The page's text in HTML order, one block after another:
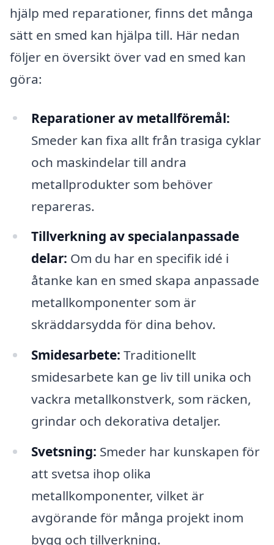
hjälp med reparationer, finns det många
sätt en smed kan hjälpa till. Här nedan
följer en översikt över vad en smed kan
göra:
Reparationer av metallföremål:
Smeder kan fixa allt från trasiga cyklar
och maskindelar till andra
metallprodukter som behöver
repareras.
Tillverkning av specialanpassade
delar: Om du har en specifik idé i
åtanke kan en smed skapa anpassade
metallkomponenter som är
skräddarsydda för dina behov.
Smidesarbete: Traditionellt
smidesarbete kan ge liv till unika och
vackra metallkonstverk, som räcken,
grindar och dekorativa detaljer.
Svetsning: Smeder har kunskapen för
att svetsa ihop olika
metallkomponenter, vilket är
avgörande för många projekt inom
bygg och tillverkning.